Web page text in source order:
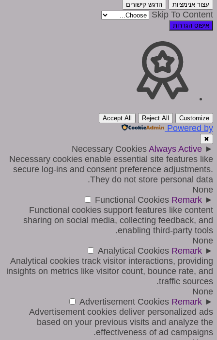
עצור אנימציות הדגש קישורים
Skip To Content
איפוס הגדרות
Customize
Reject All
Accept All
Powered by
✖
►
Necessary Cookies Always Active
Necessary cookies enable essential site features like
secure log-ins and consent preference adjustments.
They do not store personal data.
None
►
Functional Cookies Remark
Functional cookies support features like content
sharing on social media, collecting feedback, and
enabling third-party tools.
None
►
Analytical Cookies Remark
Analytical cookies track visitor interactions, providing
insights on metrics like visitor count, bounce rate, and
traffic sources.
None
►
Advertisement Cookies Remark
Advertisement cookies deliver personalized ads
based on your previous visits and analyze the
effectiveness of ad campaigns.